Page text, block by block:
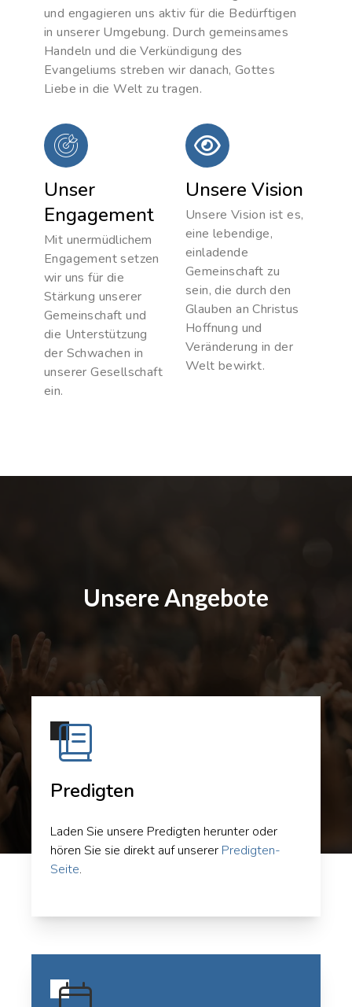
und engagieren uns aktiv für die Bedürftigen
in unserer Umgebung. Durch gemeinsames
Handeln und die Verkündigung des
Evangeliums streben wir danach, Gottes
Liebe in die Welt zu tragen.
Unser
Engagement
Mit unermüdlichem
Engagement setzen
wir uns für die
Stärkung unserer
Gemeinschaft und
die Unterstützung
der Schwachen in
unserer Gesellschaft
ein.
Unsere Vision
Unsere Vision ist es,
eine lebendige,
einladende
Gemeinschaft zu
sein, die durch den
Glauben an Christus
Hoffnung und
Veränderung in der
Welt bewirkt.
Unsere Angebote
Predigten
Laden Sie unsere Predigten herunter oder
hören Sie sie direkt auf unserer Predigten-
Seite.